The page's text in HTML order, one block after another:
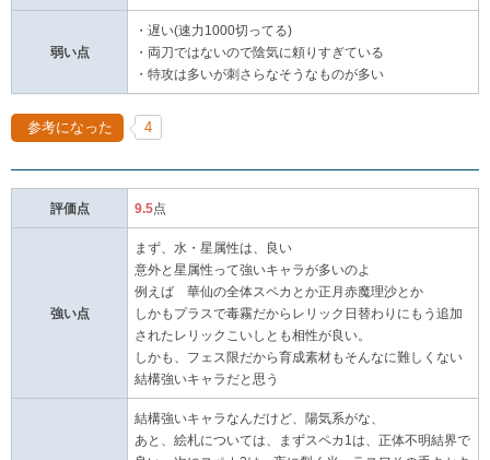
弱い点
・遅い(速力1000切ってる)
・両刀ではないので陰気に頼りすぎている
・特攻は多いが刺さらなそうなものが多い
参考になった 4
評価点 9.5点
強い点
まず、水・星属性は、良い
意外と星属性って強いキャラが多いのよ
例えば 華仙の全体スペカとか正月赤魔理沙とか
しかもプラスで毒霧だからレリック日替わりにもう追加
されたレリックこいしとも相性が良い。
しかも、フェス限だから育成素材もそんなに難しくない
結構強いキャラだと思う
結構強いキャラなんだけど、陽気系がな、
あと、絵札については、まずスペカ1は、正体不明結界で